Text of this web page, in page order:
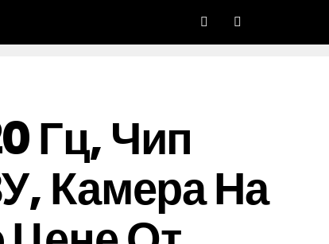
Гц, Чип
Камера На